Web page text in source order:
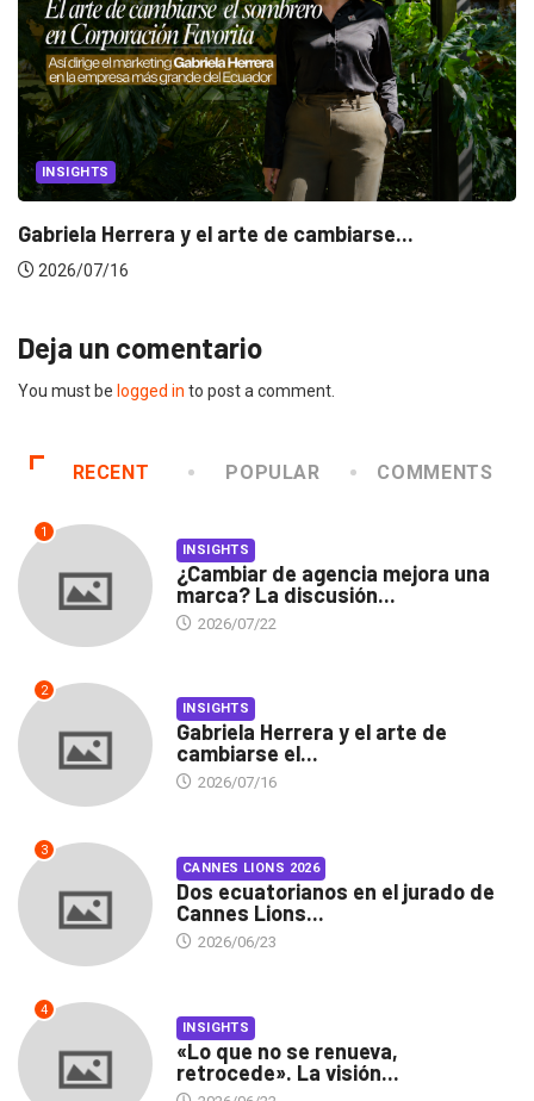
INSIGHTS
Gabriela Herrera y el arte de cambiarse...
2026/07/16
Deja un comentario
You must be logged in to post a comment.
RECENT POPULAR COMMENTS
1
INSIGHTS
¿Cambiar de agencia mejora una
marca? La discusión...
2026/07/22
2
INSIGHTS
Gabriela Herrera y el arte de
cambiarse el...
2026/07/16
3
CANNES LIONS 2026
Dos ecuatorianos en el jurado de
Cannes Lions...
2026/06/23
4
INSIGHTS
«Lo que no se renueva,
retrocede». La visión...